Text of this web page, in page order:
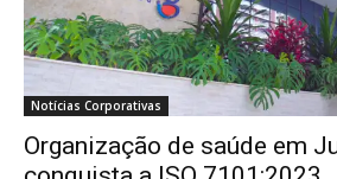
Notícias Corporativas
Organização de saúde em